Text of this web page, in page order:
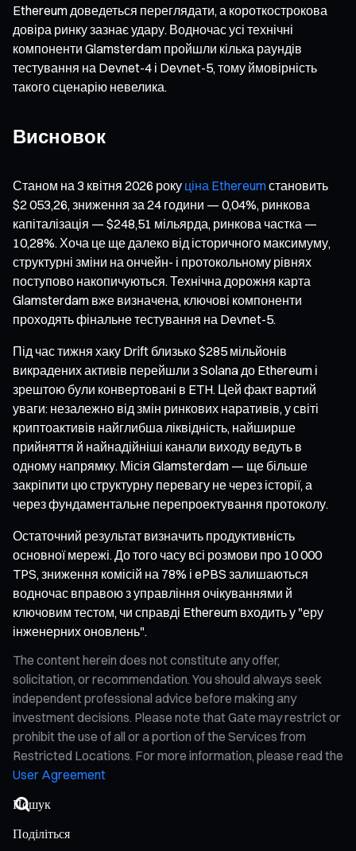
Ethereum доведеться переглядати, а короткострокова
довіра ринку зазнає удару. Водночас усі технічні
компоненти Glamsterdam пройшли кілька раундів
тестування на Devnet-4 і Devnet-5, тому ймовірність
такого сценарію невелика.
Висновок
Станом на 3 квітня 2026 року ціна Ethereumстановить
$2 053,26, зниження за 24 години — 0,04%, ринкова
капіталізація — $248,51 мільярда, ринкова частка —
10,28%. Хоча це ще далеко від історичного максимуму,
структурні зміни на ончейн- і протокольному рівнях
поступово накопичуються. Технічна дорожня карта
Glamsterdam вже визначена, ключові компоненти
проходять фінальне тестування на Devnet-5.
Під час тижня хаку Drift близько $285 мільйонів
викрадених активів перейшли з Solana до Ethereum і
зрештою були конвертовані в ETH. Цей факт вартий
уваги: незалежно від змін ринкових наративів, у світі
криптоактивів найглибша ліквідність, найширше
прийняття й найнадійніші канали виходу ведуть в
одному напрямку. Місія Glamsterdam — ще більше
закріпити цю структурну перевагу не через історії, а
через фундаментальне перепроектування протоколу.
Остаточний результат визначить продуктивність
основної мережі. До того часу всі розмови про 10 000
TPS, зниження комісій на 78% і ePBS залишаються
водночас вправою з управління очікуваннями й
ключовим тестом, чи справді Ethereum входить у "еру
інженерних оновлень".
The content herein does not constitute any offer,
solicitation, or recommendation. You should always seek
independent professional advice before making any
investment decisions. Please note that Gate may restrict or
prohibit the use of all or a portion of the Services from
Restricted Locations. For more information, please read the
User Agreement
Поділіться